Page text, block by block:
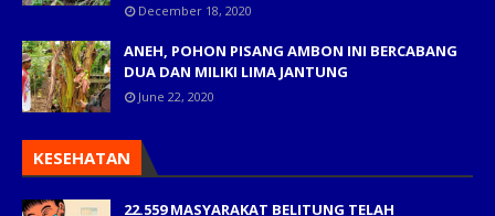
December 18, 2020
ANEH, POHON PISANG AMBON INI BERCABANG
DUA DAN MILIKI LIMA JANTUNG
June 22, 2020
KESEHATAN
22.559 MASYARAKAT BELITUNG TELAH